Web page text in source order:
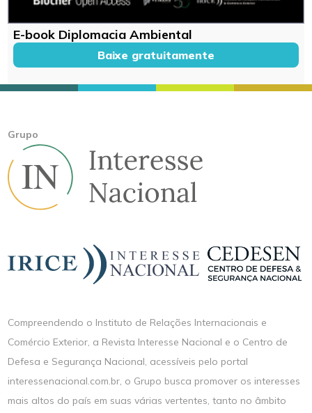
E-book Diplomacia Ambiental
Baixe gratuitamente
Grupo
Compreendendo o Instituto de Relações Internacionais e
Comércio Exterior, a Revista Interesse Nacional e o Centro de
Defesa e Segurança Nacional, acessíveis pelo portal
interessenacional.com.br, o Grupo busca promover os interesses
mais altos do país em suas várias vertentes, tanto no âmbito